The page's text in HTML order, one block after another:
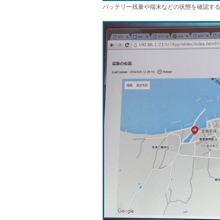
バッテリー残量や端末などの状態を確認す